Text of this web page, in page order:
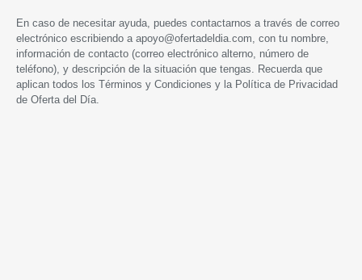
En caso de necesitar ayuda, puedes contactarnos a través de correo
electrónico escribiendo a apoyo@ofertadeldia.com , con tu nombre,
información de contacto (correo electrónico alterno, número de
teléfono), y descripción de la situación que tengas. Recuerda que
aplican todos los Términos y Condiciones y la Política de Privacidad
de Oferta del Día.